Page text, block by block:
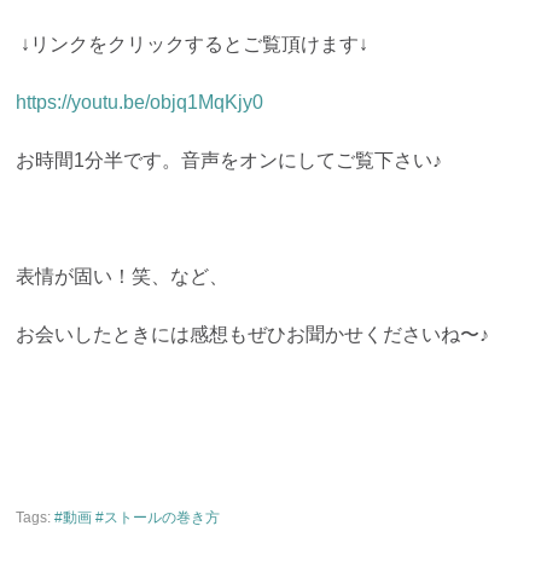
↓リンクをクリックするとご覧頂けます↓
https://youtu.be/objq1MqKjy0
お時間1分半です。音声をオンにしてご覧下さい♪
表情が固い！笑、など、
お会いしたときには感想もぜひお聞かせくださいね〜♪
Tags:#動画 #ストールの巻き方